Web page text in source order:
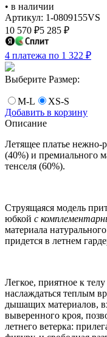
• в наличии
Артикул: 1-0809155VS
10 570 ₽5 285 ₽
4 платежа по 1 322 ₽
Выберите Размер:
M-L
XS-S
Добавить в корзину
Описание
Летящее платье нежно-
(40%) и премиального
тенселя (60%).
Струящаяся модель
юбкой с
материала
придется в летнем
Легкое, приятное к
наслаждаться теплым
дышащих материалов,
выверенного кроя,
летнего ветерка: